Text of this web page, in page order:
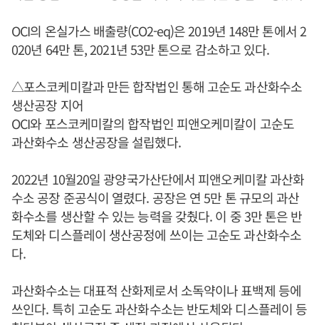
OCI의 온실가스 배출량(CO2-eq)은 2019년 148만 톤에서 2
020년 64만 톤, 2021년 53만 톤으로 감소하고 있다.
△포스코케미칼과 만든 합작법인 통해 고순도 과산화수소
생산공장 지어
OCI와 포스코케미칼의 합작법인 피앤오케미칼이 고순도
과산화수소 생산공장을 설립했다.
2022년 10월20일 광양국가산단에서 피앤오케미칼 과산화
수소 공장 준공식이 열렸다. 공장은 연 5만 톤 규모의 과산
화수소를 생산할 수 있는 능력을 갖췄다. 이 중 3만 톤은 반
도체와 디스플레이 생산공정에 쓰이는 고순도 과산화수소
다.
과산화수소는 대표적 산화제로서 소독약이나 표백제 등에
쓰인다. 특히 고순도 과산화수소는 반도체와 디스플레이 등